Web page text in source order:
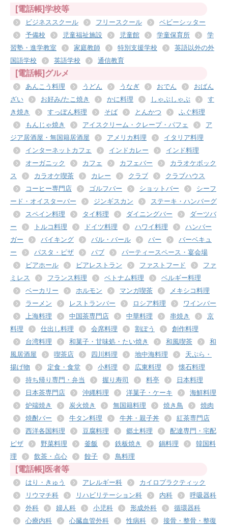
[電話帳]学校等
ビジネススクール フリースクール
ベビーシッター
予備校
児童福祉施設 児童館 学童保育所
学
習塾・進学教室
家庭教師 特別支援学校
英語以外の外
国語学校
英語学校 通信教育
[電話帳]グルメ
あんこう料理 うどん うなぎ おでん
おばん
ざい
お好み/たこ焼き かに料理 しゃぶしゃぶ
す
き焼き
すっぽん料理 そば とんかつ
ふぐ料理
もんじゃ焼き
アイスクリーム・クレープ・パフェ
ア
ジア居酒屋・無国籍居酒屋
アメリカ料理
イタリア料理
インターネットカフェ
インドカレー
インド料理
オーガニック
カフェ カフェバー
カラオケボック
ス
カラオケ喫茶 カレー クラブ
クラブハウス
コーヒー専門店
ゴルフバー ショットバー
シーフ
ード・オイスターバー
ジンギスカン
ステーキ・ハンバーグ
スペイン料理
タイ料理 ダイニングバー
ダーツバ
ー
トルコ料理 ドイツ料理 ハワイ料理
ハンバー
ガー
バイキング バル・バール バー
バーベキュ
ー
パスタ・ピザ パブ
パーティースペース・宴会場
ビアホール
ビアレストラン ファストフード
ファ
ミレス
フランス料理 ベトナム料理
ベルギー料理
ベーカリー
ホルモン マンガ喫茶
メキシコ料理
ラーメン
レストランバー ロシア料理
ワインバー
上海料理
中国茶専門店 中華料理 串焼き
京
料理
仕出し料理 会席料理 割ぽう
創作料理
台湾料理
和菓子・甘味処・たい焼き 和風喫茶
和
風居酒屋
喫茶店 四川料理 地中海料理
天ぷら・
揚げ物
定食・食堂 小料理 広東料理
懐石料理
持ち帰り専門・弁当
握り寿司 料亭
日本料理
日本茶専門店
沖縄料理 洋菓子・ケーキ
海鮮料理
炉端焼き
炭火焼き 無国籍料理 焼き鳥
焼肉
焼酎バー
牛タン料理 牛丼・親子丼
紅茶専門店
西洋各国料理
豆腐料理 郷土料理
配達専門・宅配
ピザ
野菜料理 釜飯 鉄板焼き 鍋料理
韓国料
理
飲茶・点心 餃子 鳥料理
[電話帳]医者等
はり・きゅう アレルギー科
カイロプラクティック
リウマチ科
リハビリテーション科 内科
呼吸器科
外科
婦人科 小児科 形成外科
循環器科
心療内科
心臓血管外科 性病科
接骨・整骨・整復